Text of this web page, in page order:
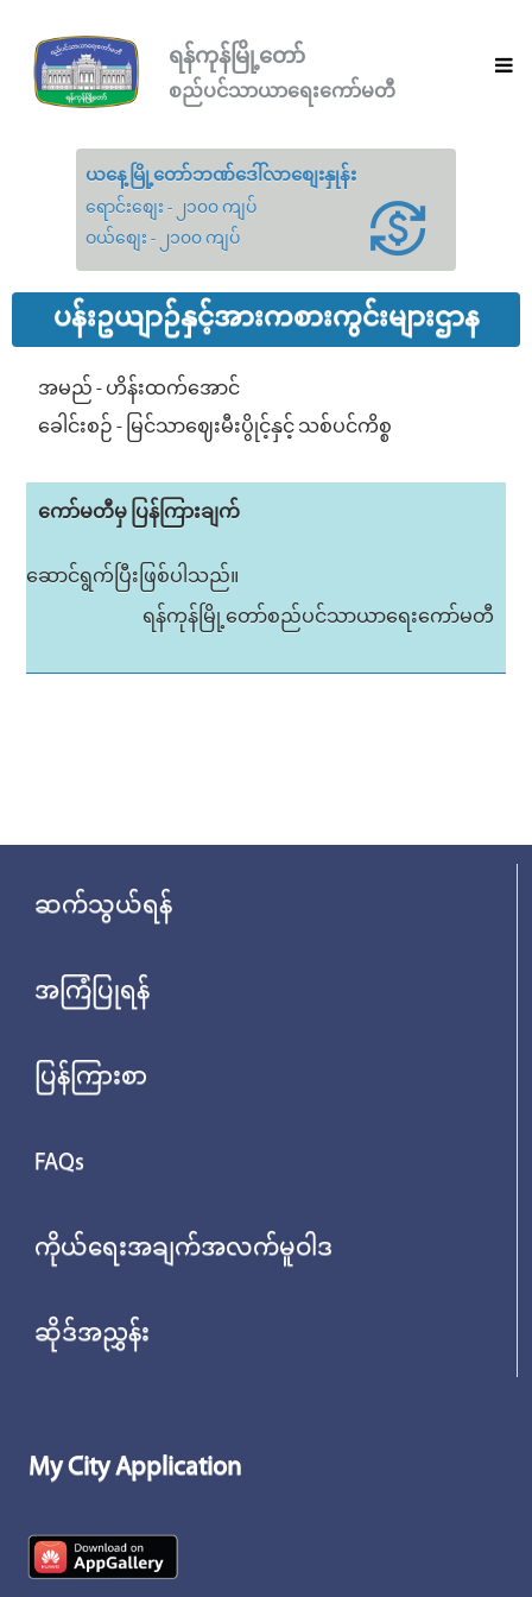
ရန်ကုန်မြို့တော်
စည်ပင်သာယာရေးကော်မတီ
ယနေ့မြို့တော်ဘဏ်ဒေါ်လာစျေးနှုန်း
ရောင်းစျေး - ၂၁၀၀ ကျပ်
ဝယ်စျေး - ၂၁၀၀ ကျပ်
ပန်းဥယျာဉ်နှင့်အားကစားကွင်းများဌာန
အမည် - ဟိန်းထက်အောင်
ခေါင်းစဉ် - မြင်သာဈေးမီးပွိုင့်နှင့် သစ်ပင်ကိစ္စ
ကော်မတီမှ ပြန်ကြားချက်
ဆောင်ရွက်ပြီးဖြစ်ပါသည်။
ရန်ကုန်မြို့တော်စည်ပင်သာယာရေးကော်မတီ
ဆက်သွယ်ရန်
အကြံပြုရန်
ပြန်ကြားစာ
FAQs
ကိုယ်ရေးအချက်အလက်မူဝါဒ
ဆိုဒ်အညွှန်း
My City Application